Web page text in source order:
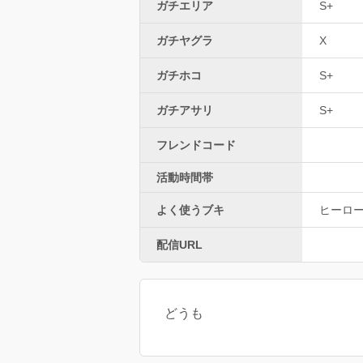
ガチエリア S+
ガチヤグラ X
ガチホコ S+
ガチアサリ S+
フレンドコード
活動時間帯
よく使うブキ ヒーロ
配信URL
どうも